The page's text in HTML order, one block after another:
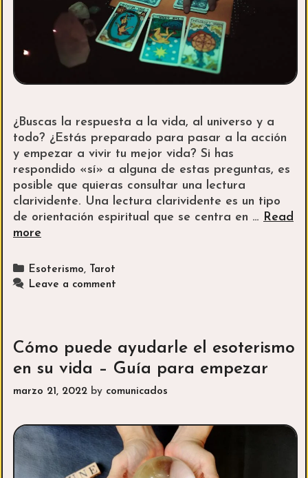
¿Buscas la respuesta a la vida, al universo y a
todo? ¿Estás preparado para pasar a la acción
y empezar a vivir tu mejor vida? Si has
respondido «sí» a alguna de estas preguntas, es
posible que quieras consultar una lectura
clarividente. Una lectura clarividente es un tipo
de orientación espiritual que se centra en … Read
moreCómo
lecturas
clarividentes
Categories
Esoterismo,
Tarot
Leave a comment
Cómo puede ayudarle el esoterismo
en su vida – Guía para empezar
marzo 21, 2022 by comunicados